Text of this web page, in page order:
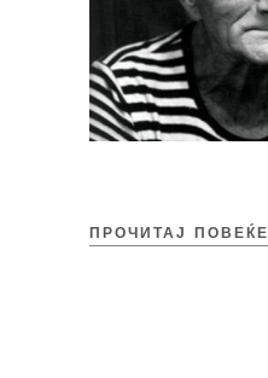
ПРОЧИТАЈ ПОВЕЌЕ